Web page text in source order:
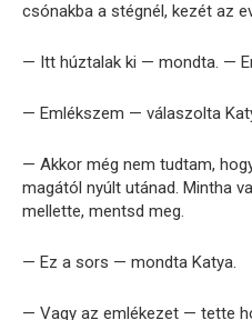
csónakba a stégnél, kezét az
— Itt húztalak ki — mondta. —
— Emlékszem — válaszolta
— Akkor még nem tudtam,
magától nyúlt utánad. Mintha
mellette, mentsd meg.
— Ez a sors — mondta Katya.
— Vagy az emlékezet — tette